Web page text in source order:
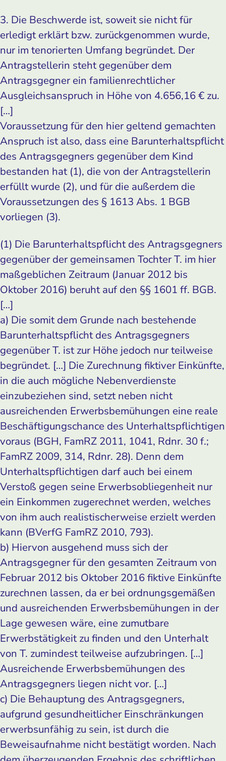
3. Die Beschwerde ist, soweit sie nicht für
erledigt erklärt bzw. zurückgenommen wurde,
nur im te­norierten Umfang begründet. Der
Antragstellerin steht gegenüber dem
Antragsgegner ein familienrechtlicher
Ausgleichsanspruch in Höhe von 4.656,16 € zu.
[…]
Voraussetzung für den hier geltend gemachten
Anspruch ist also, dass eine Barunterhaltspflicht
des Antragsgegners gegenüber dem Kind
bestanden hat (1), die von der Antragstellerin
erfüllt wurde (2), und für die außerdem die
Voraussetzungen des § 1613 Abs. 1 BGB
vorliegen (3).
(1) Die Barunterhaltspflicht des Antragsgegners
gegenüber der gemeinsamen Tochter T. im hier
maßgeblichen Zeitraum (Januar 2012 bis
Oktober 2016) beruht auf den §§ 1601 ff. BGB.
[…]
a) Die somit dem Grunde nach bestehende
Barunterhaltspflicht des Antragsgegners
gegenüber T. ist zur Höhe jedoch nur teilweise
begründet. […] Die Zurechnung fiktiver Einkünfte,
in die auch mögliche Nebenverdienste
einzubeziehen sind, setzt neben nicht
ausreichenden Erwerbsbemühungen eine reale
Beschäftigungschance des Unterhaltspflichtigen
voraus (BGH, FamRZ 2011, 1041, Rdnr. 30 f.;
FamRZ 2009, 314, Rdnr. 28). Denn dem
Unterhaltspflichtigen darf auch bei einem
Verstoß gegen seine Erwerbs­obliegenheit nur
ein Einkommen zugerechnet werden, welches
von ihm auch realistischerweise erzielt werden
kann (BVerfG FamRZ 2010, 793).
b) Hiervon ausgehend muss sich der
Antragsgegner für den gesamten Zeitraum von
Februar 2012 bis Oktober 2016 fiktive Einkünfte
zurechnen lassen, da er bei ordnungsgemäßen
und ausreichenden Erwerbsbemühungen in der
Lage gewesen wäre, eine zumutbare
Erwerbstätigkeit zu finden und den Unterhalt
von T. zumindest teilweise aufzubringen. […]
Ausreichende Erwerbsbemühungen des
Antragsgegners liegen nicht vor. […]
c) Die Behauptung des Antragsgegners,
aufgrund gesundheitlicher Einschränkungen
erwerbsunfähig zu sein, ist durch die
Beweisaufnahme nicht bestätigt worden. Nach